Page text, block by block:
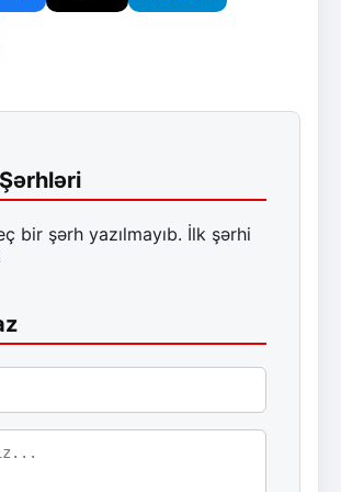
bir şərh yazılmayıb. İlk şərhi